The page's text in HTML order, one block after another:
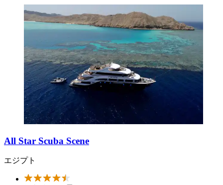
All Star Scuba Scene
エジプト